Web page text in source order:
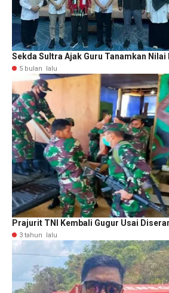
Sekda Sultra Ajak Guru Tanamkan Nilai
5 bulan lalu
Prajurit TNI Kembali Gugur Usai
3 tahun lalu